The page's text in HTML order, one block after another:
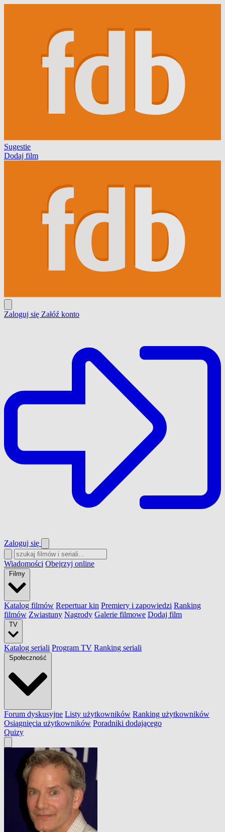
Sugestie
Dodaj film
Zaloguj się Załóź konto
Zaloguj się
Wiadomości Obejrzyj online
Filmy
Katalog filmów Repertuar kin Premiery i zapowiedzi Ranking
filmów Zwiastuny Nagrody Galerie filmowe Dodaj film
TV
Katalog seriali Program TV Ranking seriali
Społeczność
Forum dyskusyjne Listy użytkowników Ranking użytkowników
Osiągnięcia użytkowników Poradniki dodającego
Quizy